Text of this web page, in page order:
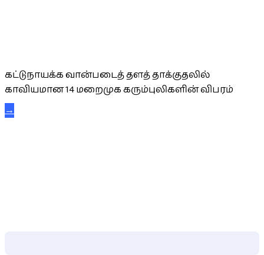
கட்டுநாயக்க வான்படைத் தளத் தாக்குதலில்
காவியமான 14 மறைமுக கரும்புலிகளின் விபரம்
→